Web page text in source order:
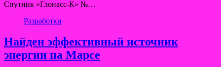
Спутник «Глонасс-К» №…
Разработки
Найден эффективный источник
энергии на Марсе